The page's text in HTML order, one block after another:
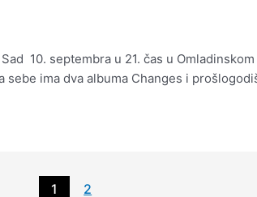
10. septembra u 21. čas u
ima dva albuma Changes i
1 2